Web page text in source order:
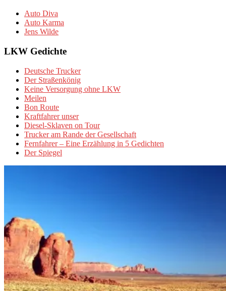
Auto Diva
Auto Karma
Jens Wilde
LKW Gedichte
Deutsche Trucker
Der Straßenkönig
Keine Versorgung ohne LKW
Meilen
Bon Route
Kraftfahrer unser
Diesel-Sklaven on Tour
Trucker am Rande der Gesellschaft
Fernfahrer – Eine Erzählung in 5 Gedichten
Der Spiegel